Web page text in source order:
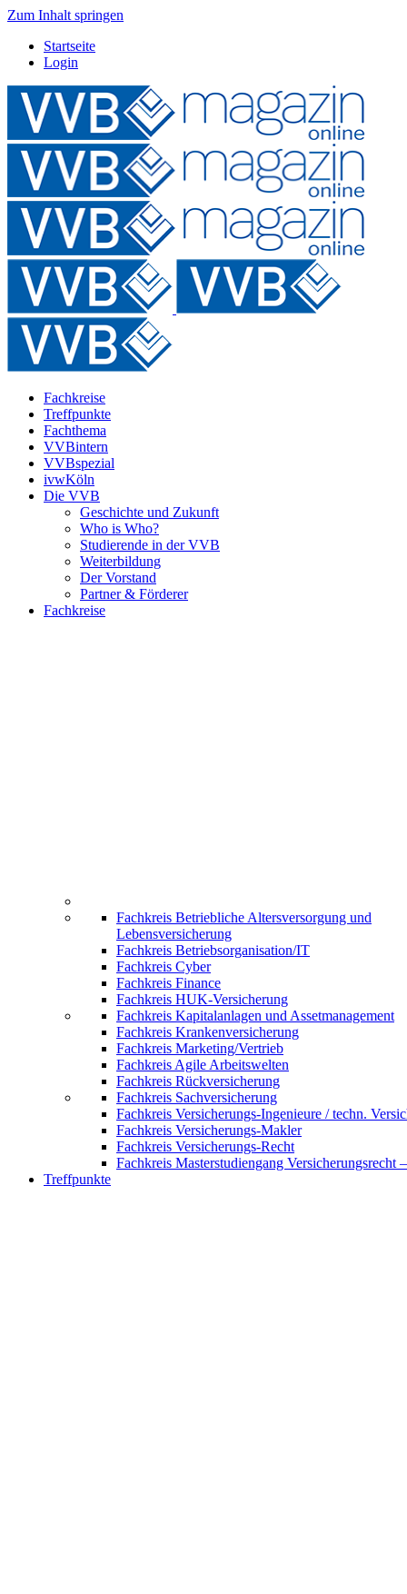
Zum Inhalt springen
Startseite
Login
Fachkreise
Treffpunkte
Fachthema
VVBintern
VVBspezial
ivwKöln
Die VVB
Geschichte und Zukunft
Who is Who?
Studierende in der VVB
Weiterbildung
Der Vorstand
Partner & Förderer
Fachkreise
Fachkreis Betriebliche Altersversorgung und
Lebensversicherung
Fachkreis Betriebsorganisation/IT
Fachkreis Cyber
Fachkreis Finance
Fachkreis HUK-Versicherung
Fachkreis Kapitalanlagen und Assetmanagement
Fachkreis Krankenversicherung
Fachkreis Marketing/Vertrieb
Fachkreis Agile Arbeitswelten
Fachkreis Rückversicherung
Fachkreis Sachversicherung
Fachkreis Versicherungs-Ingenieure / techn.
Fachkreis Versicherungs-Makler
Fachkreis Versicherungs-Recht
Fachkreis Masterstudiengang Versicherungsrecht
Treffpunkte